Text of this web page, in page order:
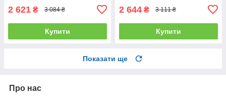
2 621 ₴ 3 084 ₴
Купити
2 644 ₴ 3 111 ₴
Купити
Показати ще
Про нас